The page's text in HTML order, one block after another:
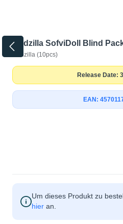
Godzilla SofviDoll Blind
Godzilla (10pcs)
Release Date:
EAN:
Um dieses Produkt zu
hier an.